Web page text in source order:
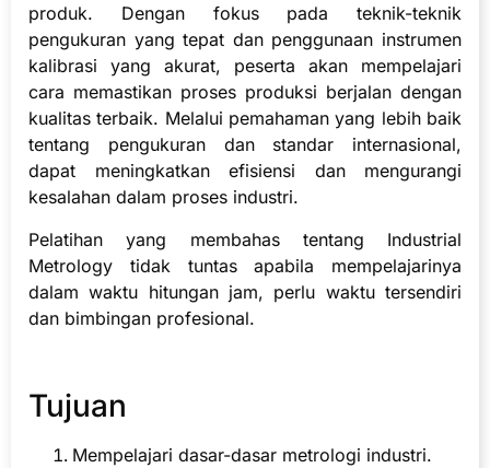
produk. Dengan fokus pada teknik-teknik
pengukuran yang tepat dan penggunaan instrumen
kalibrasi yang akurat, peserta akan mempelajari
cara memastikan proses produksi berjalan dengan
kualitas terbaik. Melalui pemahaman yang lebih baik
tentang pengukuran dan standar internasional,
dapat meningkatkan efisiensi dan mengurangi
kesalahan dalam proses industri.
Pelatihan yang membahas tentang Industrial
Metrology tidak tuntas apabila mempelajarinya
dalam waktu hitungan jam, perlu waktu tersendiri
dan bimbingan profesional.
Tujuan
Mempelajari dasar-dasar metrologi industri.